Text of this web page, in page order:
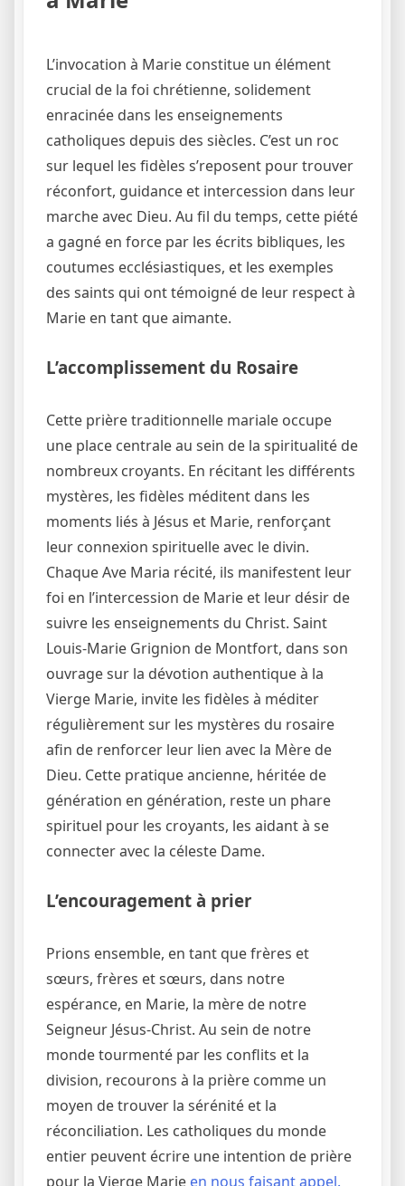
L’invocation à Marie constitue un élément
crucial de la foi chrétienne, solidement
enracinée dans les enseignements
catholiques depuis des siècles. C’est un roc
sur lequel les fidèles s’reposent pour trouver
réconfort, guidance et intercession dans leur
marche avec Dieu. Au fil du temps, cette piété
a gagné en force par les écrits bibliques, les
coutumes ecclésiastiques, et les exemples
des saints qui ont témoigné de leur respect à
Marie en tant que aimante.
L’accomplissement du Rosaire
Cette prière traditionnelle mariale occupe
une place centrale au sein de la spiritualité de
nombreux croyants. En récitant les différents
mystères, les fidèles méditent dans les
moments liés à Jésus et Marie, renforçant
leur connexion spirituelle avec le divin.
Chaque Ave Maria récité, ils manifestent leur
foi en l’intercession de Marie et leur désir de
suivre les enseignements du Christ. Saint
Louis-Marie Grignion de Montfort, dans son
ouvrage sur la dévotion authentique à la
Vierge Marie, invite les fidèles à méditer
régulièrement sur les mystères du rosaire
afin de renforcer leur lien avec la Mère de
Dieu. Cette pratique ancienne, héritée de
génération en génération, reste un phare
spirituel pour les croyants, les aidant à se
connecter avec la céleste Dame.
L’encouragement à prier
Prions ensemble, en tant que frères et
sœurs, frères et sœurs, dans notre
espérance, en Marie, la mère de notre
Seigneur Jésus-Christ. Au sein de notre
monde tourmenté par les conflits et la
division, recourons à la prière comme un
moyen de trouver la sérénité et la
réconciliation. Les catholiques du monde
entier peuvent écrire une intention de prière
pour la Vierge Marie en nous faisant appel.